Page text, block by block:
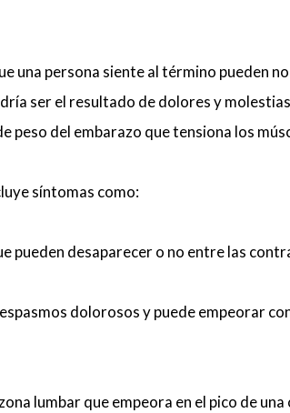
una persona siente al término pueden
ser el resultado de dolores y
peso del embarazo que tensiona los
síntomas como:
pueden desaparecer o no entre las
dolorosos y puede empeorar
lumbar que empeora en el pico de